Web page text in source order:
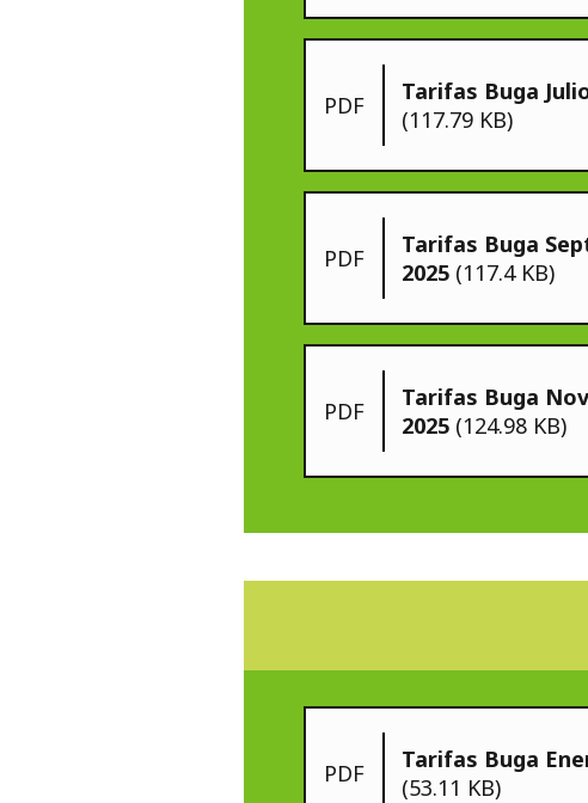
PDF
Tarifas Buga
(117.79 KB)
PDF
Tarifas Buga
2025 (117.4 KB)
PDF
Tarifas Buga
2025 (124.98 KB)
PDF
Tarifas Buga
(53.11 KB)